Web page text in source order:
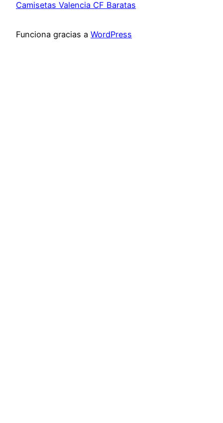
Camisetas Valencia CF Baratas
Funciona gracias a WordPress